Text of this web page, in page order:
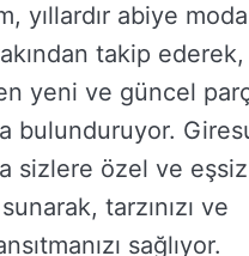
yıllardır abiye moda
takip ederek,
yeni ve güncel
bulunduruyor.
sizlere özel ve
tarzınızı ve
sağlıyor.